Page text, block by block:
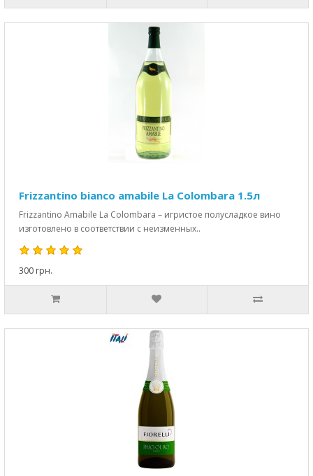
Frizzantino bianco amabile La Colombara 1.5л
Frizzantino Amabile La Colombara – игристое полусладкое вино
изготовлено в соответствии с неизменных..
300 грн.